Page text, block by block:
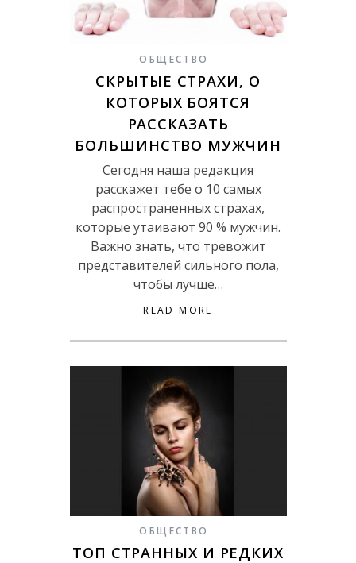
ОБЩЕСТВО
СКРЫТЫЕ СТРАХИ, О
КОТОРЫХ БОЯТСЯ
РАССКАЗАТЬ
БОЛЬШИНСТВО МУЖЧИН
Сегодня наша редакция
расскажет тебе о 10 самых
распространенных страхах,
которые утаивают 90 % мужчин.
Важно знать, что тревожит
представителей сильного пола,
чтобы лучше…
READ MORE
ОБЩЕСТВО
ТОП СТРАННЫХ И РЕДКИХ